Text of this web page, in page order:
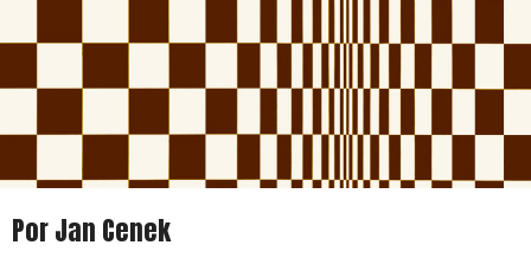
Por Jan Cenek